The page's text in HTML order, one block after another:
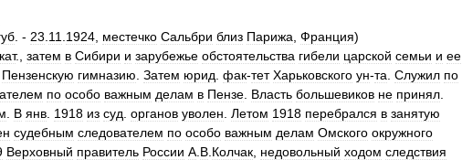
. - 23 11 1924 местечко Сальбри близ Парижа Франция)
., затем в Сибири и зарубежье обстоятельства гибели царской семьи и ее
Пензенскую гимназию Затем юрид фак-тет Харьковского ун-та Служил по
по особо важным делам в Пензе Власть большевиков не принял
В янв 1918 из суд органов уволен Летом 1918 перебрался в занятую
судебным следователем по особо важным делам Омского окружного
Верховный правитель России А В Колчак недовольный ходом следствия